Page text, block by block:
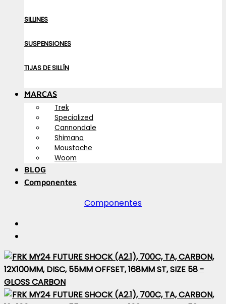
SILLINES
SUSPENSIONES
TIJAS DE SILLÍN
MARCAS
Trek
Specialized
Cannondale
Shimano
Moustache
Woom
BLOG
Componentes
Componentes